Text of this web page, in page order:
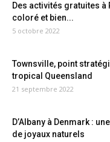
Des activités gratuites à
coloré et bien...
5 octobre 2022
Townsville, point
tropical Queensland
21 septembre 2022
D’Albany à Denmark :
de joyaux naturels